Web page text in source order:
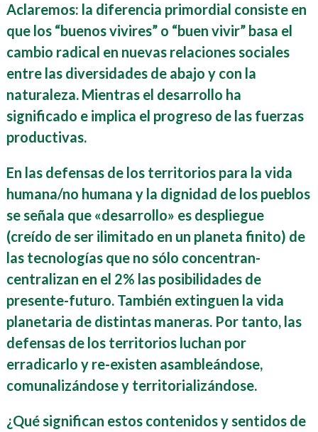
Aclaremos: la diferencia primordial consiste en
que los “buenos vivires” o “buen vivir” basa el
cambio radical en nuevas relaciones sociales
entre las diversidades de abajo y con la
naturaleza. Mientras el desarrollo ha
significado e implica el progreso de las fuerzas
productivas.
En las defensas de los territorios para la vida
humana/no humana y la dignidad de los pueblos
se señala que «desarrollo» es despliegue
(creído de ser ilimitado en un planeta finito) de
las tecnologías que no sólo concentran-
centralizan en el 2% las posibilidades de
presente-futuro. También extinguen la vida
planetaria de distintas maneras. Por tanto, las
defensas de los territorios luchan por
erradicarlo y re-existen asambleándose,
comunalizándose y territorializándose.
¿Qué significan estos contenidos y sentidos de